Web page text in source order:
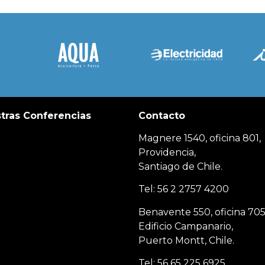
Conferencias Contacto
Magnere 1540, oficina 801,
Providencia,
Santiago de Chile.
Tel: 56 2 2757 4200
Benavente 550, oficina
Edificio Campanario,
Puerto Montt, Chile.